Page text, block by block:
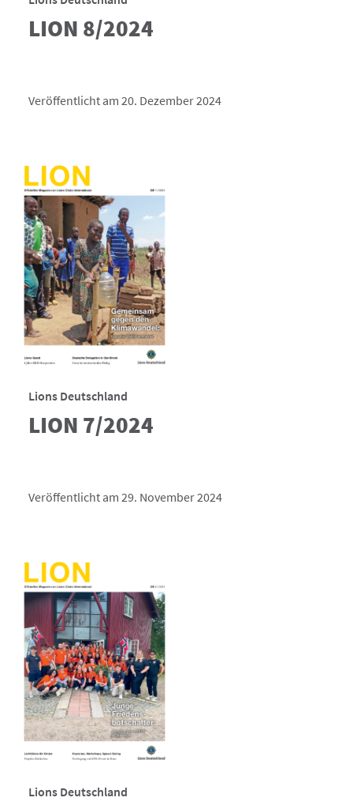
LION 8/2024
Veröffentlicht am 20. Dezember 2024
Lions Deutschland
LION 7/2024
Veröffentlicht am 29. November 2024
Lions Deutschland